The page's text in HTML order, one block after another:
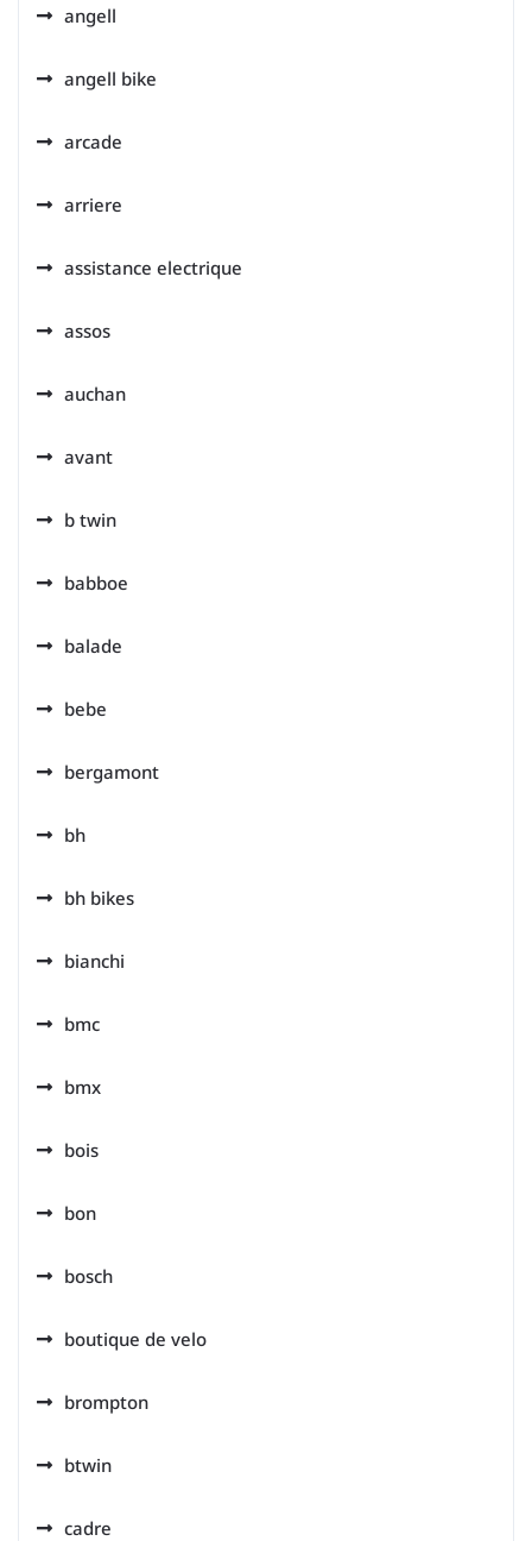
angell
angell bike
arcade
arriere
assistance electrique
assos
auchan
avant
b twin
babboe
balade
bebe
bergamont
bh
bh bikes
bianchi
bmc
bmx
bois
bon
bosch
boutique de velo
brompton
btwin
cadre